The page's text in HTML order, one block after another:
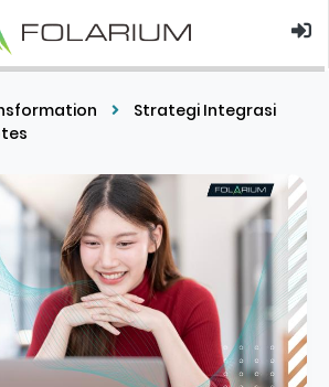
Strategi Integrasi